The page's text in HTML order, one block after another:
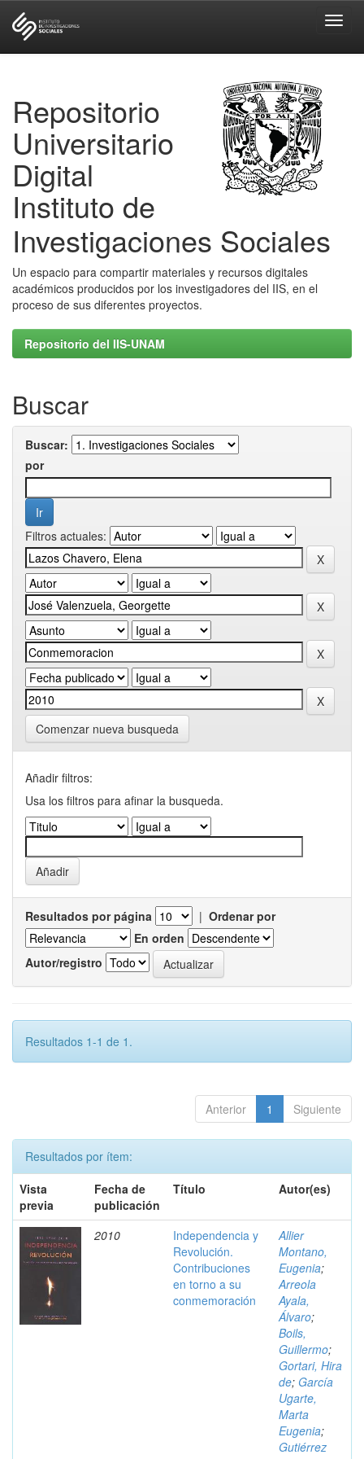
Repositorio
Universitario
Digital
Instituto de
Investigaciones Sociales
Un espacio para compartir materiales y recursos digitales
académicos producidos por los investigadores del IIS, en el
proceso de sus diferentes proyectos.
Repositorio del IIS-UNAM
Buscar
Buscar:
por
Filtros actuales:
Comenzar nueva busqueda
Añadir filtros:
Usa los filtros para afinar la busqueda.
Resultados por página | Ordenar por
En orden
Autor/registro
Resultados 1-1 de 1.
Anterior 1 Siguiente
Resultados por ítem:
Vista
previa
Fecha de
publicación
Título Autor(es)
2010
Independencia y
Revolución.
Contribuciones
en torno a su
conmemoración
Allier
Montano,
Eugenia;
Arreola
Ayala,
Álvaro;
Boils,
Guillermo;
Gortari, Hira
de; García
Ugarte,
Marta
Eugenia;
Gutiérrez